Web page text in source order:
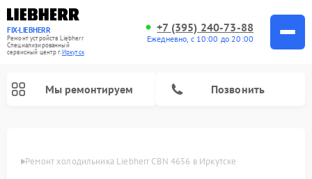
FIX-LIEBHERR
Ремонт устройств Liebherr
Специализированный
cервисный центр г.Иркутск
+7 (395) 240-73-88
Ежедневно, с 10:00 до 20:00
Мы ремонтируем Позвонить
Ремонт холодильника Liebherr CBN 4656 в Иркутске